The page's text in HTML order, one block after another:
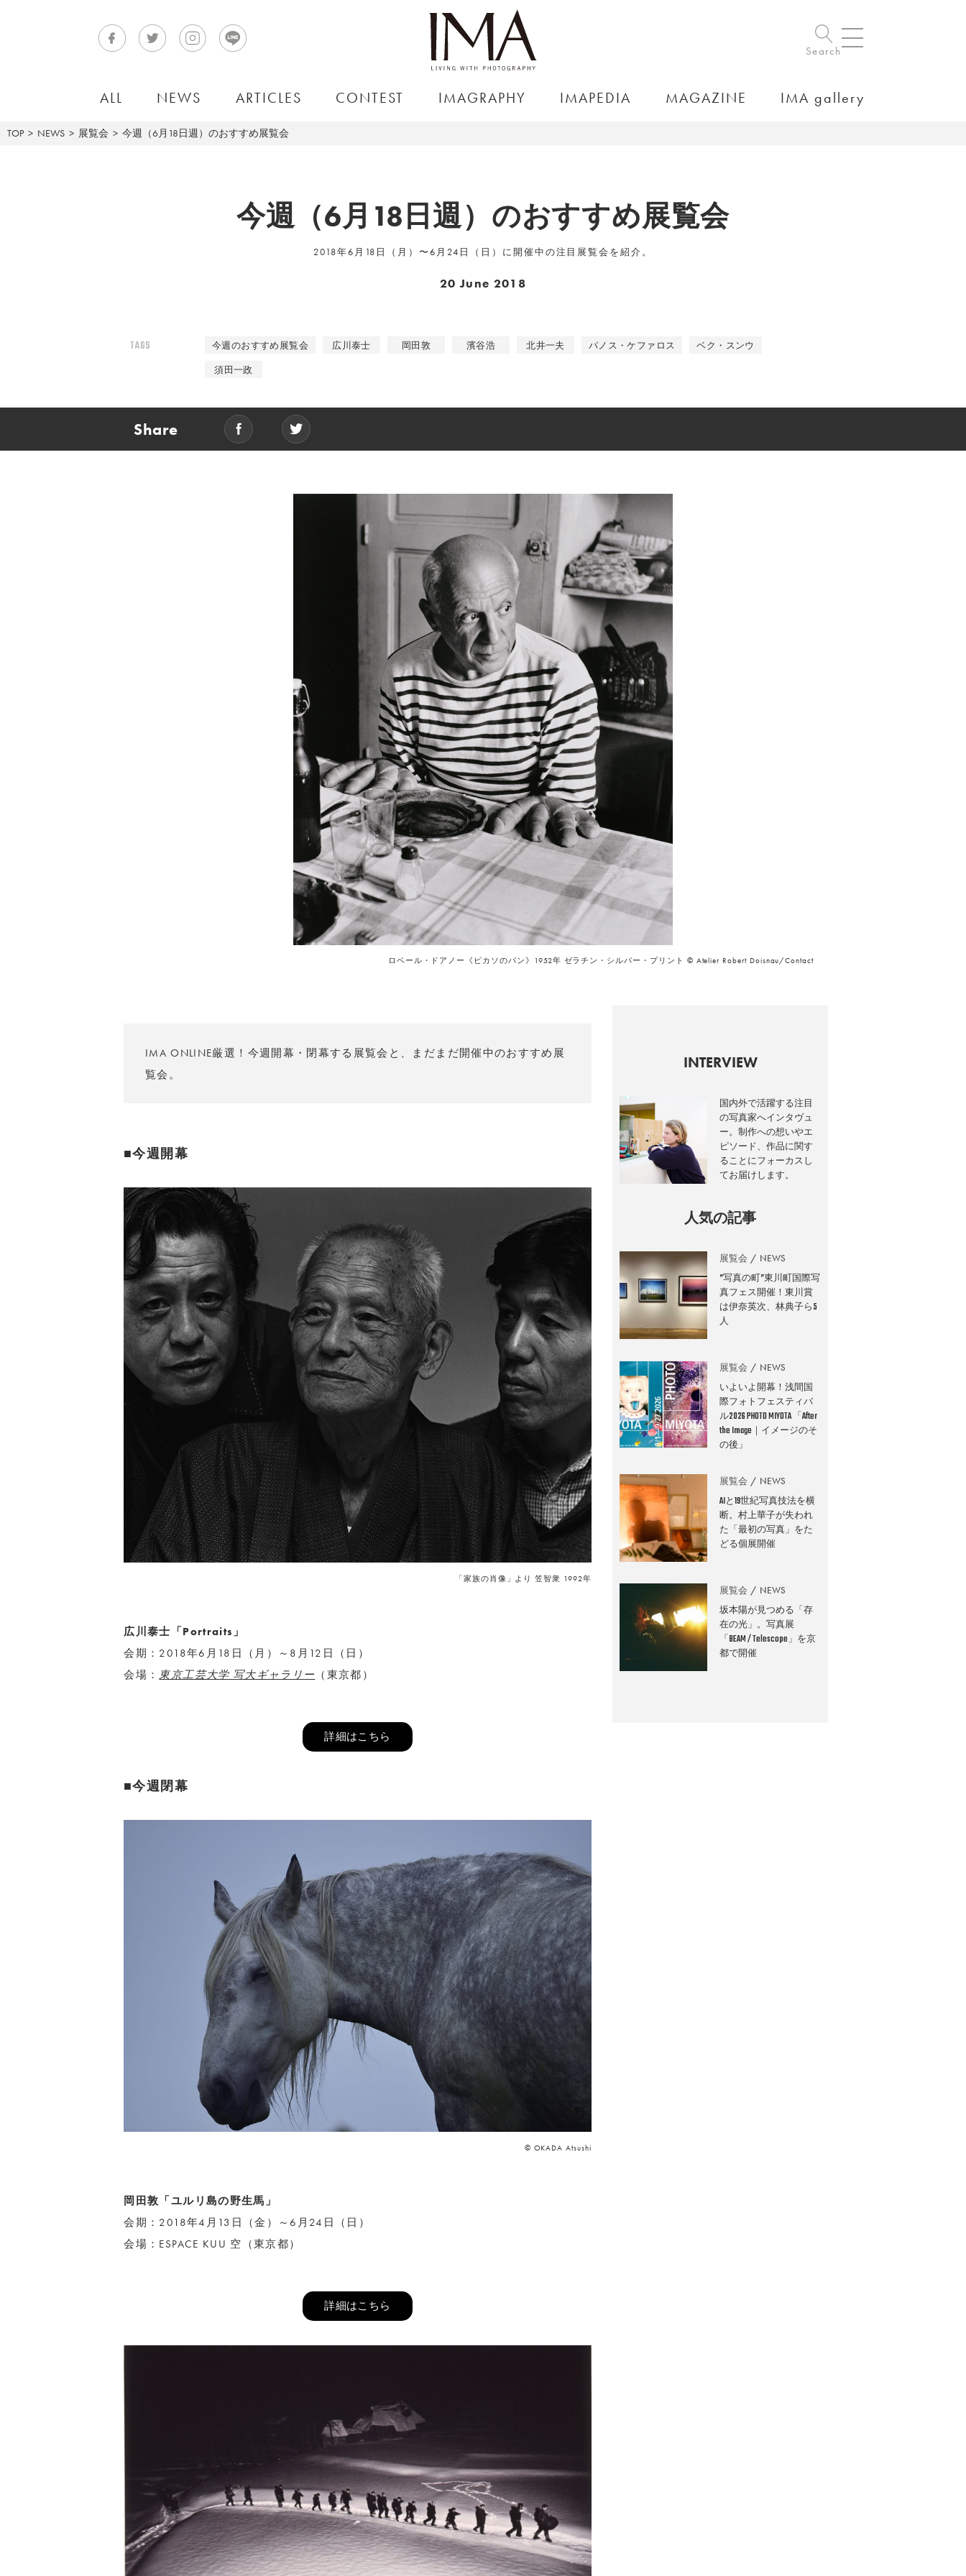
Search
ALL NEWS ARTICLES CONTEST IMAGRAPHY IMAPEDIA MAGAZINE IMA gallery
TOP NEWS 展覧会 今週（6月18日週）のおすすめ展覧会
今週（6月18日週）のおすすめ展覧会
2018年6月18日（月）〜6月24日（日）に開催中の注目展覧会を紹介。
20 June 2018
TAGS 今週のおすすめ展覧会 広川泰士 岡田敦 濱谷浩 北井一夫 パノス・ケファロス
ベク・スンウ
須田一政
Share
ロベール・ドアノー《ピカソのパン》1952年 ゼラチン・シルバー・プリント © Atelier Robert Doisnau/Contact
IMA ONLINE厳選！今週開幕・閉幕する展覧会と、まだまだ開催中のおすすめ展
覧会。
■今週開幕
「家族の肖像」より 笠智衆 1992年
広川泰士「Portraits」
会期：2018年6月18日（月）～8月12日（日）
会場： 東京工芸大学 写大ギャラリー （東京都）
詳細はこちら
■今週閉幕
© OKADA Atsushi
岡田敦「ユルリ島の野生馬」
会期：2018年4月13日（金）～6月24日（日）
会場：ESPACE KUU 空（東京都）
詳細はこちら
INTERVIEW
国内外で活躍する注目
の写真家へインタヴュ
ー。制作への想いやエ
ピソード、作品に関す
ることにフォーカスし
てお届けします。
人気の記事
展覧会 NEWS
”写真の町”東川町国際写
真フェス開催！東川賞
は伊奈英次、林典子ら5
人
展覧会 NEWS
いよいよ開幕！浅間国
際フォトフェスティバ
ル2026 PHOTO MIYOTA 「After
the Image｜イメージのそ
の後」
展覧会 NEWS
AIと19世紀写真技法を横
断。村上華子が失われ
た「最初の写真」をた
どる個展開催
展覧会 NEWS
坂本陽が見つめる「存
在の光」。写真展
「BEAM / Telescope」を京
都で開催